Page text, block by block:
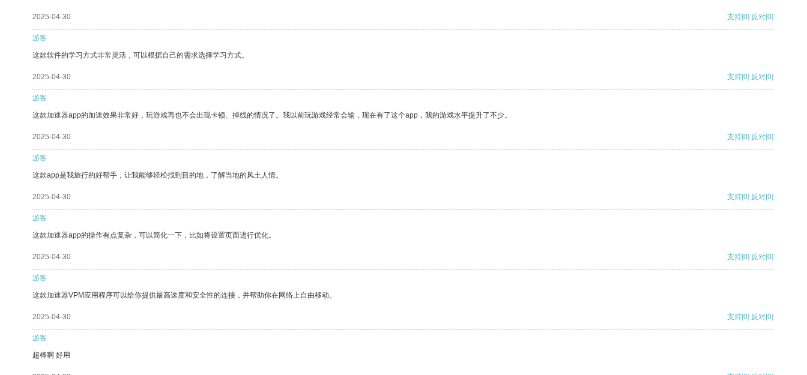
2025-04-30 支持[0] 反对[0]
游客
这款软件的学习方式非常灵活，可以根据自己的需求选择学习方式。
2025-04-30 支持[0] 反对[0]
游客
这款加速器app的加速效果非常好，玩游戏再也不会出现卡顿、掉线的情况了。我以前玩游戏经常会输，现在有了这个app，我的游戏水平提升了不少。
2025-04-30 支持[0] 反对[0]
游客
这款app是我旅行的好帮手，让我能够轻松找到目的地，了解当地的风土人情。
2025-04-30 支持[0] 反对[0]
游客
这款加速器app的操作有点复杂，可以简化一下，比如将设置页面进行优化。
2025-04-30 支持[0] 反对[0]
游客
这款加速器VPM应用程序可以给你提供最高速度和安全性的连接，并帮助你在网络上自由移动。
2025-04-30 支持[0] 反对[0]
游客
超棒啊 好用